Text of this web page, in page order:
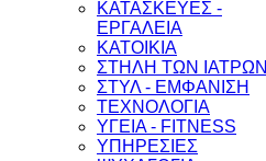
ΚΑΤΑΣΚΕΥΕΣ -
ΕΡΓΑΛΕΙΑ
ΚΑΤΟΙΚΙΑ
ΣΤΗΛΗ ΤΩΝ ΙΑΤΡΩΝ
ΣΤΥΛ - ΕΜΦΑΝΙΣΗ
ΤΕΧΝΟΛΟΓΙΑ
ΥΓΕΙΑ - FITNESS
ΥΠΗΡΕΣΙΕΣ